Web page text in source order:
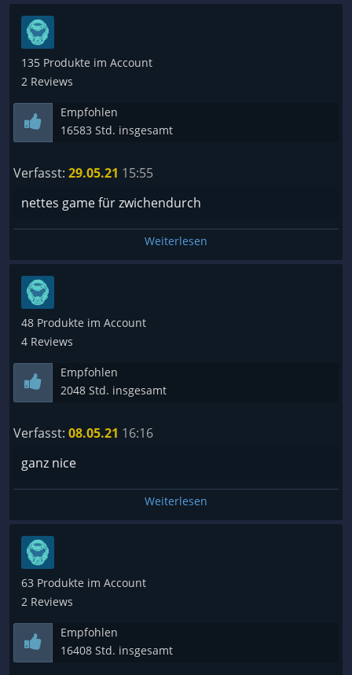
135 Produkte im Account
2 Reviews
Empfohlen
16583 Std. insgesamt
Verfasst: 29.05.21 15:55
nettes game für zwichendurch
Weiterlesen
48 Produkte im Account
4 Reviews
Empfohlen
2048 Std. insgesamt
Verfasst: 08.05.21 16:16
ganz nice
Weiterlesen
63 Produkte im Account
2 Reviews
Empfohlen
16408 Std. insgesamt